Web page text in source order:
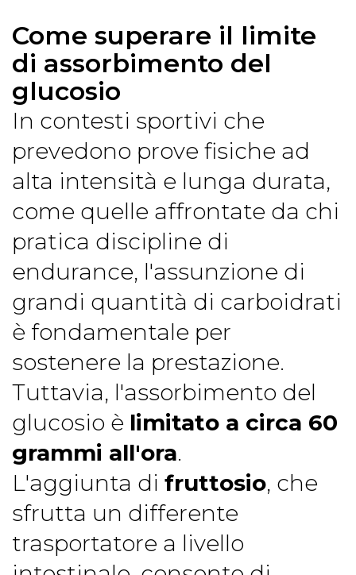
Come superare il limite
di assorbimento del
glucosio
In contesti sportivi che
prevedono prove fisiche ad
alta intensità e lunga durata,
come quelle affrontate da chi
pratica discipline di
endurance, l'assunzione di
grandi quantità di carboidrati
è fondamentale per
sostenere la prestazione.
Tuttavia, l'assorbimento del
glucosio è limitato a circa 60
grammi all'ora.
L'aggiunta di fruttosio, che
sfrutta un differente
trasportatore a livello